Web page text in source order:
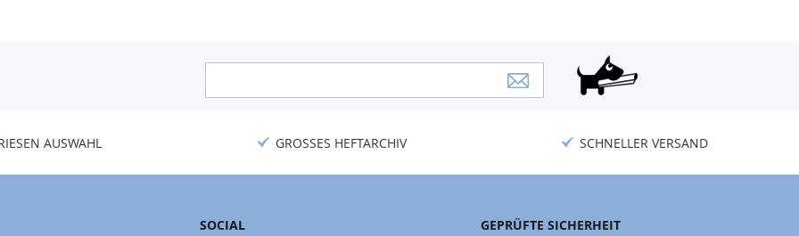
Newsletter:
AUSWAHL GROSSES HEFTARCHIV SCHNELLER VERSAND
SOCIAL GEPRÜFTE SICHERHEIT